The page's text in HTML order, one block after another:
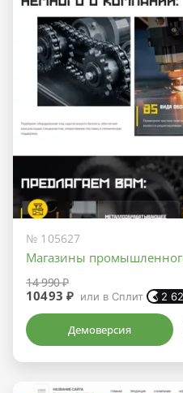
№ 105627
Магазины
14 990 ₽
10493 ₽ или в Сплит 2
Демоверсия